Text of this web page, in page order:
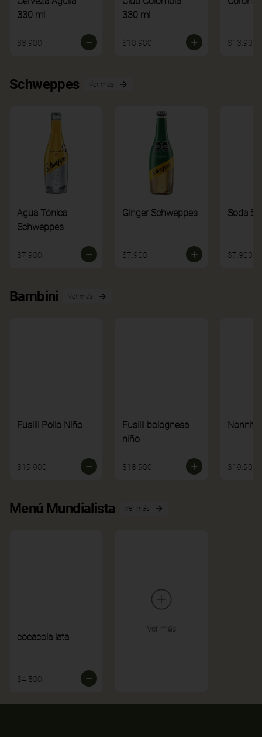
330 ml
$8.900
330 ml
$10.900 $13.900
Schweppes Ver más
Agua Tónica
Schweppes
$7.900
Ginger Schweppes
$7.900
Soda
$7.900
Bambini Ver más
Fusilli Pollo Niño
$19.900
Fusilli bolognesa
niño
$18.900 $19.900
Menú Mundialista Ver más
cocacola lata
$4.500
Ver más